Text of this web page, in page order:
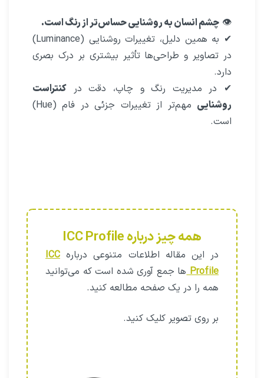
👁 چشم انسان به روشنایی حساس‌تر از رنگ است.
✔ به همین دلیل، تغییرات روشنایی (Luminance)
در تصاویر و طراحی‌ها تأثیر بیشتری بر درک بصری
دارد.
✔ در مدیریت رنگ و چاپ، دقت در کنتراست
روشنایی
مهم‌تر از تغییرات جزئی در فام (Hue)
است.
همه چیز درباره ICC Profile
در این مقاله اطلاعات متنوعی درباره ICC
Profile‌ ها جمع آوری شده است که می‌توانید
همه را در یک صفحه مطالعه کنید.
بر روی تصویر کلیک کنید.